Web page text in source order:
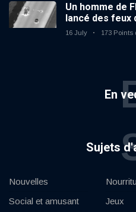
Un homme de
lancé des feux
voiture en
16 July 173 Points
En
Sujets
Nouvelles
Social et amusant
Jeux